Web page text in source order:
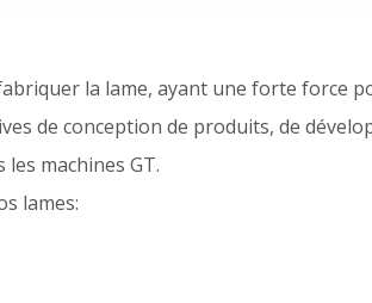
la lame, ayant une forte force
de conception de produits, de
machines GT.
lames: